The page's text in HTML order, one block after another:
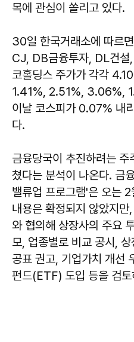
목에 관심이 쏠리고 있다.
30일 한국거래소에 따르
CJ, DB금융투자, DL건설
코홀딩스 주가가 각각
1.41%, 2.51%, 3.06%,
이날 코스피가 0.07% 내
다.
금융당국이 추진하려는 주
쳤다는 분석이 나온다. 금
밸류업 프로그램'은 오는
내용은 확정되지 않았지
와 협의해 상장사의 주요
모, 업종별로 비교 공시,
공표 권고, 기업가치 개선
펀드(ETF) 도입 등을 검